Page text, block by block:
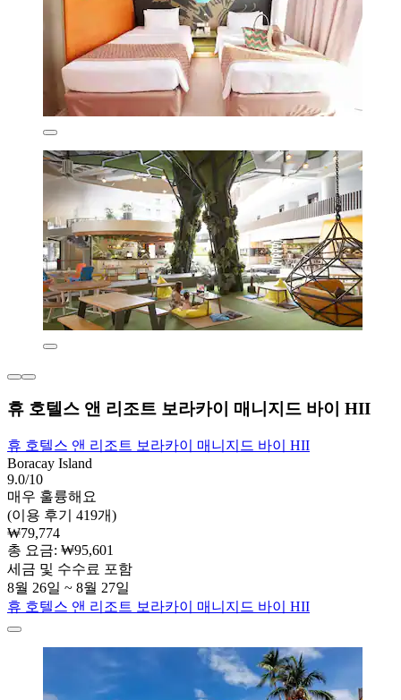
휴 호텔스 앤 리조트 보라카이 매니지드 바이 HII
휴 호텔스 앤 리조트 보라카이 매니지드 바이 HII
Boracay Island
9.0/10
매우 훌륭해요
(이용 후기 419개)
₩79,774
총 요금: ₩95,601
세금 및 수수료 포함
8월 26일 ~ 8월 27일
휴 호텔스 앤 리조트 보라카이 매니지드 바이 HII